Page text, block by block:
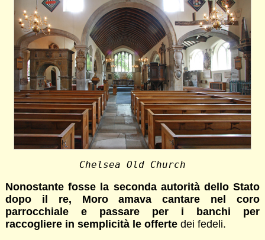
Chelsea Old Church
Nonostante fosse la seconda autorità dello Stato
dopo il re, Moro amava cantare nel coro
parrocchiale e passare per i banchi per
raccogliere in semplicità le offertedei fedeli.